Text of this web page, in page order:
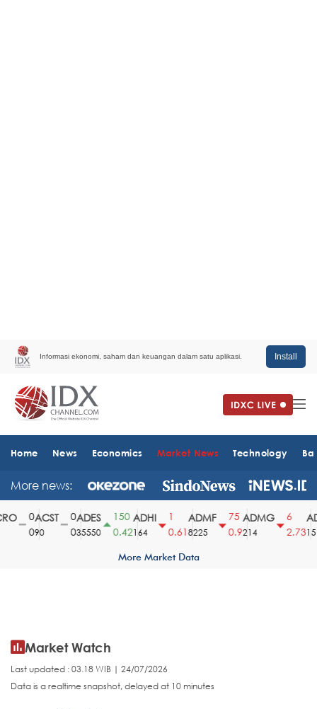
Informasi ekonomi, saham dan keuangan dalam satu aplikasi. Install
Home News Economics Market News Technology
More news:
ACST
90
ADES
35550
150
0.42
ADHI
164
0.61
ADMF
8225
75
0.9
ADMG
214
2.731510
More Market Data
Market Watch
Last updated : 03.18 WIB | 24/07/2026
Data is a realtime snapshot, delayed at 10 minutes